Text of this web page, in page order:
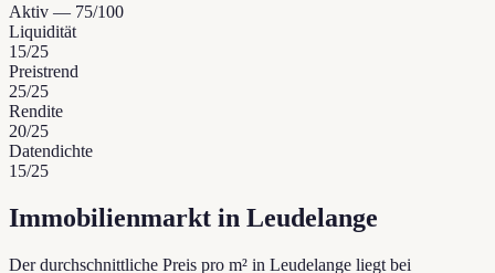
Aktiv — 75/100
Liquidität
15/25
Preistrend
25/25
Rendite
20/25
Datendichte
15/25
Immobilienmarkt in Leudelange
Der durchschnittliche Preis pro m² in Leudelange liegt bei